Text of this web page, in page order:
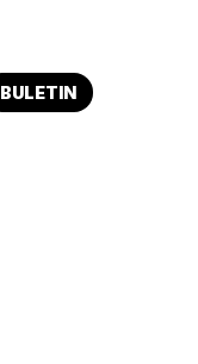
BULETIN